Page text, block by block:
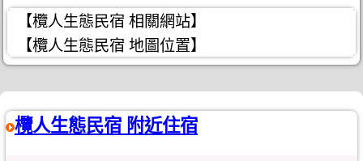
【欖人生態民宿 相關網站】
【欖人生態民宿 地圖位置】
欖人生態民宿 附近住宿